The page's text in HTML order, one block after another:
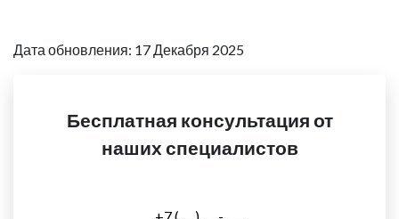
Дата обновления: 17 Декабря 2025
Бесплатная консультация от
наших специалистов